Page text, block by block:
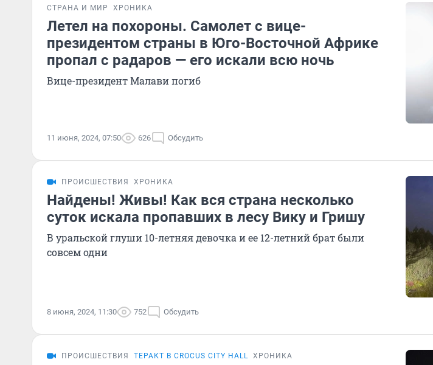
СТРАНА И МИР ХРОНИКА
Летел на похороны. Самолет с вице-
президентом страны в Юго-Восточной Африке
пропал с радаров — его искали всю ночь
Вице-президент Малави погиб
11 июня, 2024, 07:50 626 Обсудить
ПРОИСШЕСТВИЯ ХРОНИКА
Найдены! Живы! Как вся страна несколько
суток искала пропавших в лесу Вику и Гришу
В уральской глуши 10-летняя девочка и ее 12-летний брат были
совсем одни
8 июня, 2024, 11:30 752 Обсудить
ПРОИСШЕСТВИЯ ТЕРАКТ В CROCUS CITY HALL ХРОНИКА